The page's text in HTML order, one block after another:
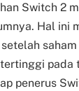
Switch 2
Hal ini
pada
penerus